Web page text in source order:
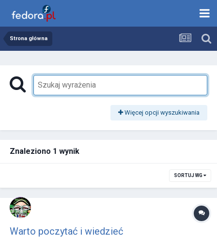
Strona główna
Więcej opcji wyszukiwania
Znaleziono 1 wynik
SORTUJ WG
Warto poczytać i wiedzieć